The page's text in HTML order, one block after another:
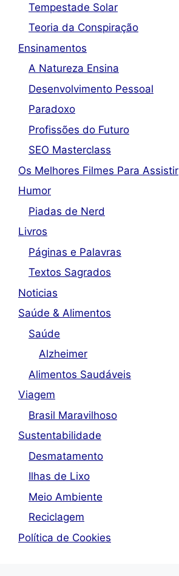
Tempestade Solar
Teoria da Conspiração
Ensinamentos
A Natureza Ensina
Desenvolvimento Pessoal
Paradoxo
Profissões do Futuro
SEO Masterclass
Os Melhores Filmes Para Assistir
Humor
Piadas de Nerd
Livros
Páginas e Palavras
Textos Sagrados
Noticias
Saúde & Alimentos
Saúde
Alzheimer
Alimentos Saudáveis
Viagem
Brasil Maravilhoso
Sustentabilidade
Desmatamento
Ilhas de Lixo
Meio Ambiente
Reciclagem
Política de Cookies